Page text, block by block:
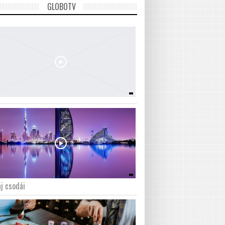
GLOBOTV
csodái